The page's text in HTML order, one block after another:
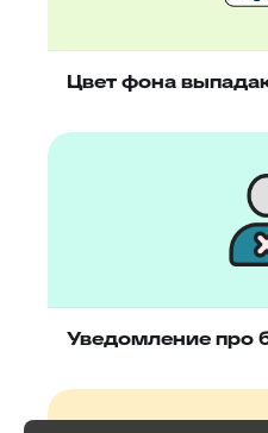
Цвет фона
Уведомление про